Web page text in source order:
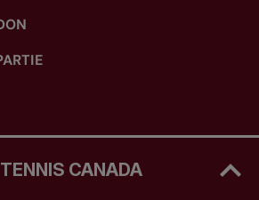
CANADA